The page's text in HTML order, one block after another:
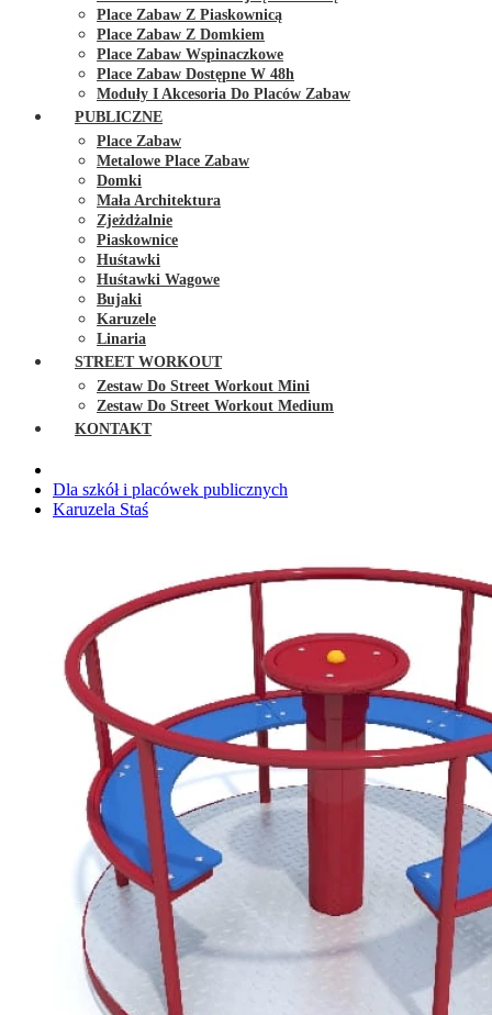
Place Zabaw Z Piaskownicą
Place Zabaw Z Domkiem
Place Zabaw Wspinaczkowe
Place Zabaw Dostępne W 48h
Moduły I Akcesoria Do Placów Zabaw
PUBLICZNE
Place Zabaw
Metalowe Place Zabaw
Domki
Mała Architektura
Zjeżdżalnie
Piaskownice
Huśtawki
Huśtawki Wagowe
Bujaki
Karuzele
Linaria
STREET WORKOUT
Zestaw Do Street Workout Mini
Zestaw Do Street Workout Medium
KONTAKT
Dla szkół i placówek publicznych
Karuzela Staś